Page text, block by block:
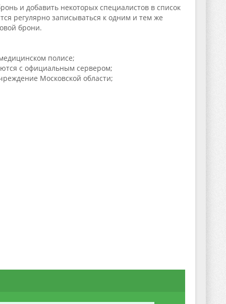
и добавить некоторых специалистов в список
регулярно записываться к одним и тем же
брони.
полисе;
с официальным сервером;
Московской области;